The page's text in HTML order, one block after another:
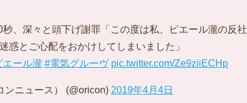
、深々と頭下げ謝罪「この度は私、ピエール瀧の反社
惑とご心配をおかけしてしまいました」
エール瀧 #電気グルーヴ pic.twitter.com/Ze9ziiECHp
ニュース） (@oricon) 2019年4月4日